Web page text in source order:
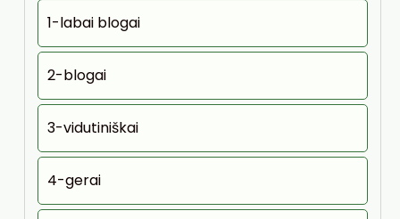
1-labai blogai
2-blogai
3-vidutiniškai
4-gerai